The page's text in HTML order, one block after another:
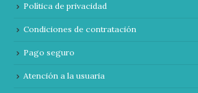
Política de privacidad
Condiciones de contratación
Pago seguro
Atención a la usuaria